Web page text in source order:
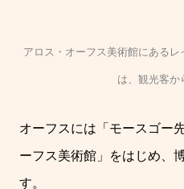
アロス・オーフス美術館にある
は、観光客か
オーフスには「モースゴー
ーフス美術館」をはじめ、
す。